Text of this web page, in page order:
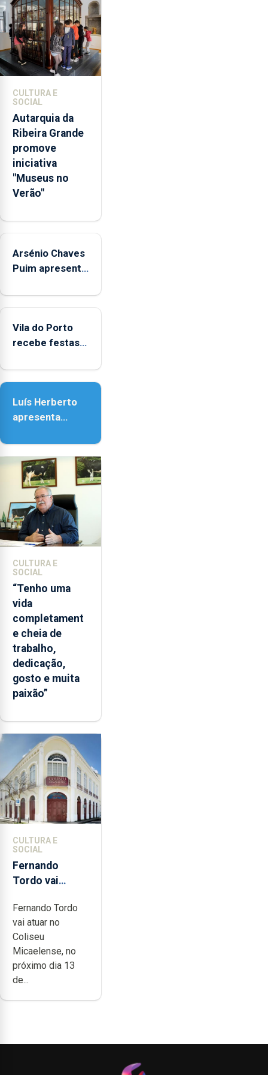
doméstica,
através
da
promoção
de
pessoais,
emocionais
e
sociais
junto
das
crianças
CULTURA E
SOCIAL
Autarquia da
Ribeira Grande
promove
iniciativa
"Museus no
Verão"
Arsénio Chaves
Puim apresenta
Biblioteca de
Vila do Porto
recebe festas
Nossa Senhora
Luís Herberto
apresenta
Paisagem’
CULTURA E
SOCIAL
“Tenho uma
vida
completament
e cheia de
trabalho,
dedicação,
gosto e muita
paixão”
CULTURA E
SOCIAL
Fernando
Tordo vai
anos de
carreira no
Coliseu
Micaelense
Fernando Tordo
vai atuar no
Coliseu
Micaelense, no
próximo dia 13
de...